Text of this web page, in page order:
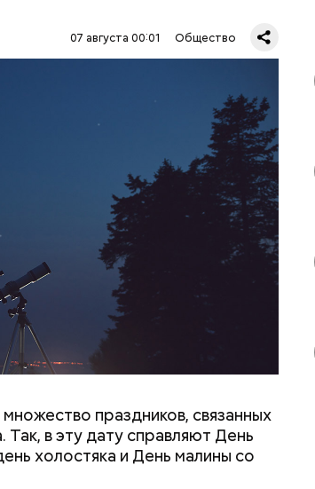
07 августа 00:01 Общество
праздников, связанных
в эту дату справляют День
холостяка и День малины со
метеорного потока
в августе. Все
выезжают за город — в
падающими звездами.
СЛАДОСТИ